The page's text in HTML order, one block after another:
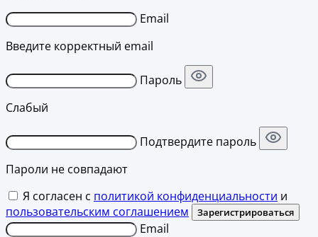
Email
Введите корректный email
Пароль
Слабый
Подтвердите пароль
Пароли не совпадают
Я согласен с политикой конфиденциальности и
пользовательским соглашением
Зарегистрироваться
Email